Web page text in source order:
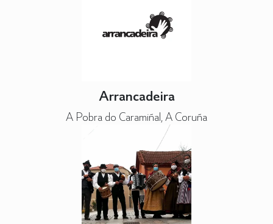
Arrancadeira
A Pobra do Caramiñal, A Coruña